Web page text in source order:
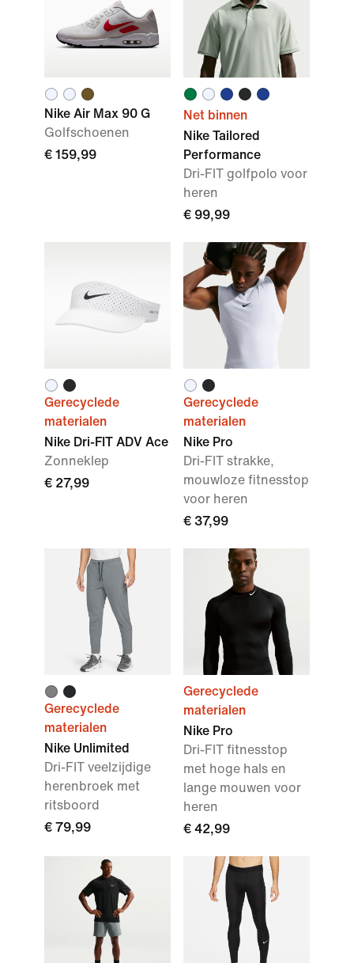
Nike Air Max 90 G
Golfschoenen
€ 159,99
Net binnen
Nike Tailored
Performance
Dri-FIT golfpolo voor
heren
€ 99,99
Gerecyclede
materialen
Nike Dri-FIT ADV Ace
Zonneklep
€ 27,99
Gerecyclede
materialen
Nike Pro
Dri-FIT strakke,
mouwloze fitnesstop
voor heren
€ 37,99
Gerecyclede
materialen
Nike Unlimited
Dri-FIT veelzijdige
herenbroek met
ritsboord
€ 79,99
Gerecyclede
materialen
Nike Pro
Dri-FIT fitnesstop
met hoge hals en
lange mouwen voor
heren
€ 42,99